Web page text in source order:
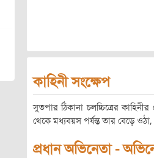
কাহিনী সংক্ষেপ
সুতপার ঠিকানা চলচ্চিত্রের
থেকে মধ্যবয়স পর্যন্ত তার বেড়ে ওঠা,
প্রধান অভিনেতা -